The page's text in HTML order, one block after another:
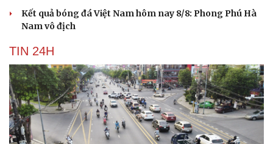
Kết quả bóng đá Việt Nam hôm nay 8/8: Phong Phú Hà
Nam vô địch
TIN 24H